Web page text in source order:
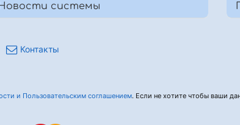
системы
Контакты
и Пользовательским соглашением. Если не хотите чтобы ваши